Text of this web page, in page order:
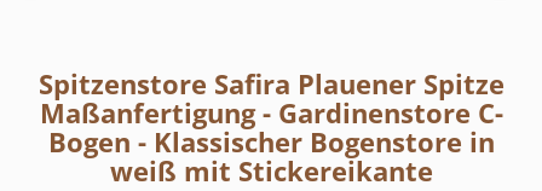
Spitzenstore Safira Plauener Spitze
Maßanfertigung - Gardinenstore C-
Bogen - Klassischer Bogenstore in
weiß mit Stickereikante